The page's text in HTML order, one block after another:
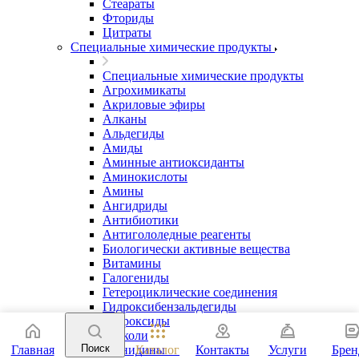
Стеараты
Фториды
Цитраты
Специальные химические продукты
Специальные химические продукты
Агрохимикаты
Акриловые эфиры
Алканы
Альдегиды
Амиды
Аминные антиоксиданты
Аминокислоты
Амины
Ангидриды
Антибиотики
Антигололедные реагенты
Биологически активные вещества
Витамины
Галогениды
Гетероциклические соединения
Гидроксибензальдегиды
Гидроксиды
Гликоли
Гуанидины
Главная Поиск Каталог Контакты Услуги